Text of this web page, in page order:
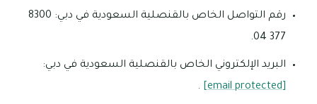
رقم التواصل الخاص بالقنصلية السعودية في دبي: 8300
377 04.
البريد الإلكتروني الخاص بالقنصلية السعودية في دبي:
[email protected]
.